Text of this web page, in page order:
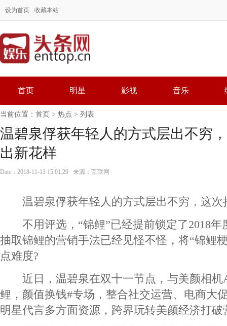
设为首页 收藏本站
首页 明星 影视 音乐
当前位置： 首页 > 热点 > 列表
温碧泉俘获年轻人的方式层出不穷
出新花样
Date：2018-11-13 15:01:29 来源：互联网
温碧泉俘获年轻人的方式层出不穷，这次
不用评选，“锦鲤”已经提前锁定了2018年
抽取锦鲤的营销手法已经见怪不怪，将“锦鲤
点难度?
近日，温碧泉在双十一节点，与美颜相机
鲤，颜值换钱#专场，整合社交运营、电商大
明星代言多方面资源，跨界玩转美颜经济打